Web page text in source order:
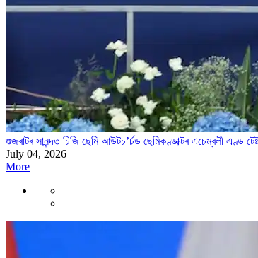
গুজৰাটৰ সানন্দত চিজি ছেমি আউটচ’ৰ্চড ছেমিকণ্ডাক্টৰ এচেম্বলী এণ্ড
July 04, 2026
More